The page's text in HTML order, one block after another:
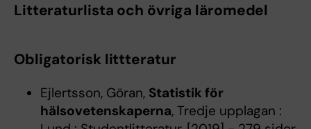
Litteraturlista och övriga läromedel
Obligatorisk littteratur
Ejlertsson, Göran, Statistik för
hälsovetenskaperna, Tredje upplagan :